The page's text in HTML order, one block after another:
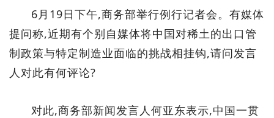
6月19日下午,商务部举行例行记者会。有媒体
提问称,近期有个别自媒体将中国对稀土的出口管
制政策与特定制造业面临的挑战相挂钩,请问发言
人对此有何评论?
对此,商务部新闻发言人何亚东表示,中国一贯